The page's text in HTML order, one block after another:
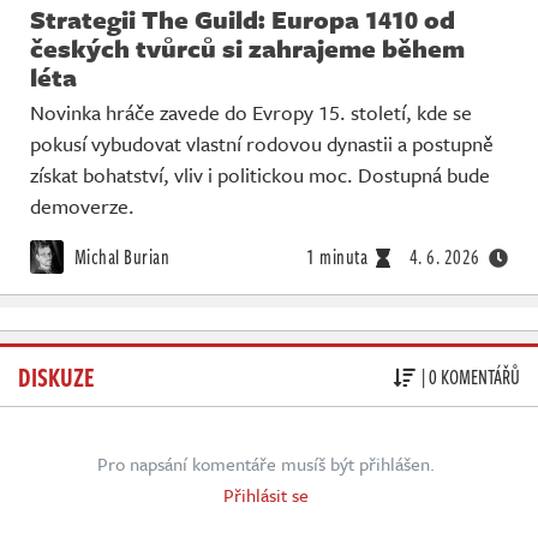
Strategii The Guild: Europa 1410 od
českých tvůrců si zahrajeme během
léta
Novinka hráče zavede do Evropy 15. století, kde se
pokusí vybudovat vlastní rodovou dynastii a postupně
získat bohatství, vliv i politickou moc. Dostupná bude
demoverze.
Michal Burian 1 minuta 4. 6. 2026
DISKUZE | 0 KOMENTÁŘŮ
Pro napsání komentáře musíš být přihlášen.
Přihlásit se